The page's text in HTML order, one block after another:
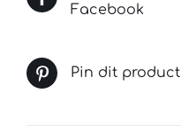
Facebook
Pin dit product